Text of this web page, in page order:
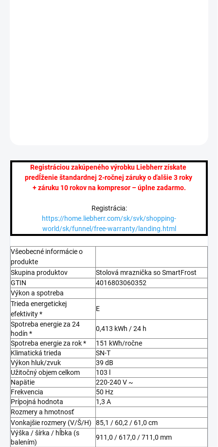
Registráciou zakúpeného výrobku Liebherr získate
predĺženie štandardnej 2-ročnej záruky o ďalšie 3 roky
+ záruku 10 rokov na kompresor – úplne zadarmo.
Registrácia:
https://home.liebherr.com/sk/svk/shopping-
world/sk/funnel/free-warranty/landing.html
Všeobecné informácie o
produkte
Skupina produktov
Stolová mraznička so SmartFrost
GTIN
4016803060352
Výkon a spotreba
Trieda energetickej
efektivity *
E
Spotreba energie za 24
hodín *
0,413 kWh / 24 h
Spotreba energie za rok *
151 kWh/ročne
Klimatická trieda
SN-T
Výkon hluk/zvuk
39 dB
Užitočný objem celkom
103 l
Napätie
220-240 V ~
Frekvencia
50 Hz
Prípojná hodnota
1,3 A
Rozmery a hmotnosť
Vonkajšie rozmery (V/Š/H)
85,1 / 60,2 / 61,0 cm
Výška / šírka / hĺbka (s
balením)
911,0 / 617,0 / 711,0 mm